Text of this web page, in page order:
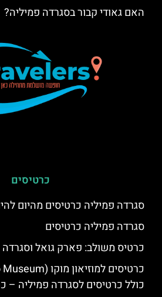
האם גאודי קבור בסגרדה פמיליה?
כרטיסים
סגרדה פמיליה כרטיסים מהיום
סגרדה פמיליה כרטיסים
כרטיס משולב: פארק גואל וסגרדה
כולל כרטיסים לסגרדה פמיליה –